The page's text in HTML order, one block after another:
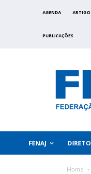
AGENDA
PUBLICAÇÕES
FENAJ
Home